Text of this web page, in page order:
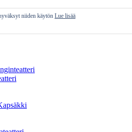
niiden käytön Lue lisää